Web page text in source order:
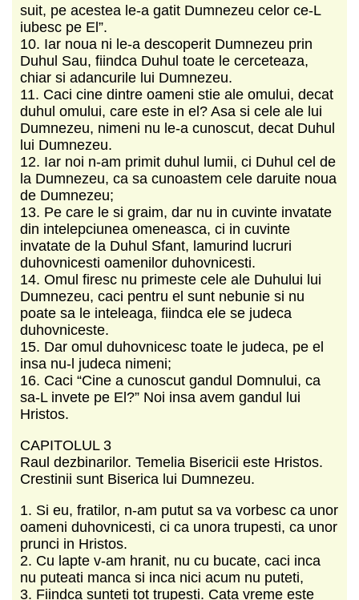
suit, pe acestea le-a gatit Dumnezeu celor ce-L
iubesc pe El”.
10. Iar noua ni le-a descoperit Dumnezeu prin
Duhul Sau, fiindca Duhul toate le cerceteaza,
chiar si adancurile lui Dumnezeu.
11. Caci cine dintre oameni stie ale omului, decat
duhul omului, care este in el? Asa si cele ale lui
Dumnezeu, nimeni nu le-a cunoscut, decat Duhul
lui Dumnezeu.
12. Iar noi n-am primit duhul lumii, ci Duhul cel de
la Dumnezeu, ca sa cunoastem cele daruite noua
de Dumnezeu;
13. Pe care le si graim, dar nu in cuvinte invatate
din intelepciunea omeneasca, ci in cuvinte
invatate de la Duhul Sfant, lamurind lucruri
duhovnicesti oamenilor duhovnicesti.
14. Omul firesc nu primeste cele ale Duhului lui
Dumnezeu, caci pentru el sunt nebunie si nu
poate sa le inteleaga, fiindca ele se judeca
duhovniceste.
15. Dar omul duhovnicesc toate le judeca, pe el
insa nu-l judeca nimeni;
16. Caci “Cine a cunoscut gandul Domnului, ca
sa-L invete pe El?” Noi insa avem gandul lui
Hristos.
CAPITOLUL 3
Raul dezbinarilor. Temelia Bisericii este Hristos.
Crestinii sunt Biserica lui Dumnezeu.
1. Si eu, fratilor, n-am putut sa va vorbesc ca unor
oameni duhovnicesti, ci ca unora trupesti, ca unor
prunci in Hristos.
2. Cu lapte v-am hranit, nu cu bucate, caci inca
nu puteati manca si inca nici acum nu puteti,
3. Fiindca sunteti tot trupesti. Cata vreme este